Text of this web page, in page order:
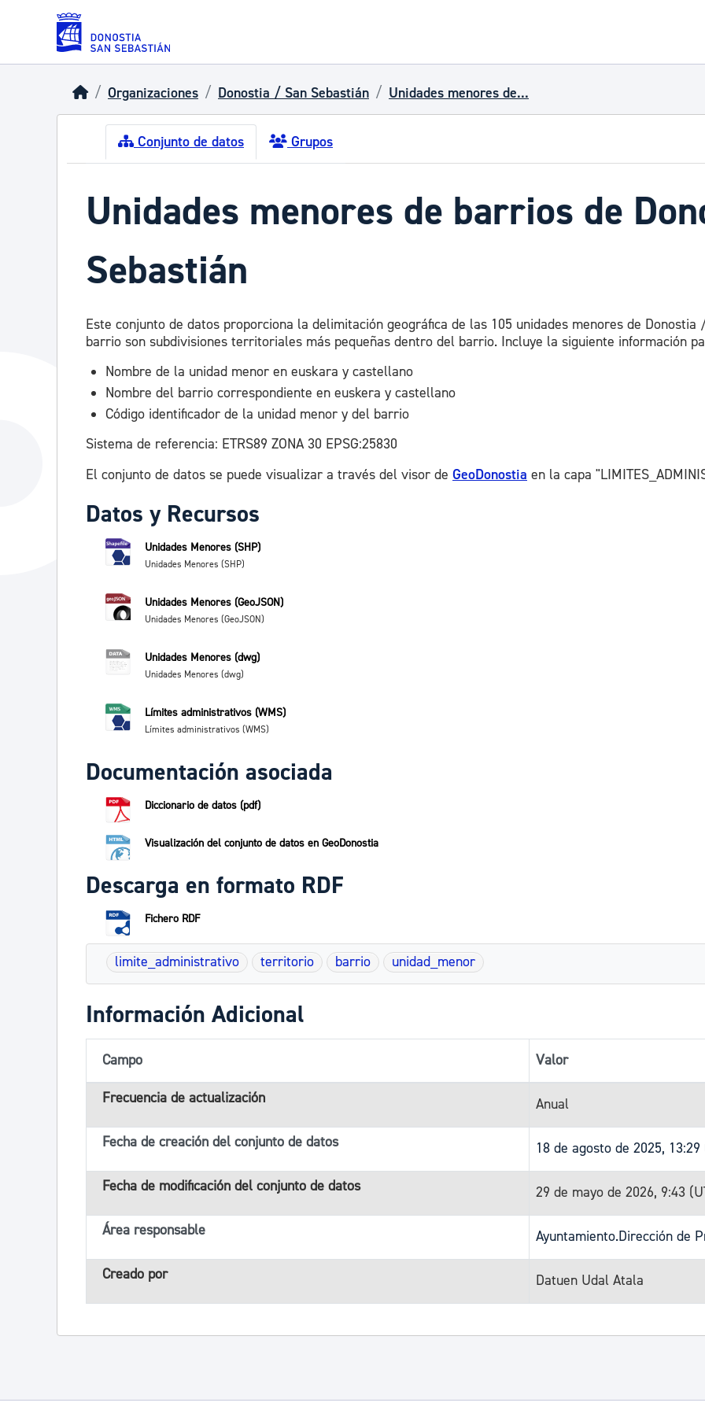
Skip to main content
Organizaciones Donostia / San Sebastián Unidades menores de...
Conjunto de datos Grupos
Unidades menores de barrios de
Sebastián
Este conjunto de datos proporciona la delimitación geográfica de las 105 unidades menores de
barrio son subdivisiones territoriales más pequeñas dentro del barrio. Incluye la siguiente información
Nombre de la unidad menor en euskara y castellano
Nombre del barrio correspondiente en euskera y castellano
Código identificador de la unidad menor y del barrio
Sistema de referencia: ETRS89 ZONA 30 EPSG:25830
El conjunto de datos se puede visualizar a través del visor de GeoDonostia en la capa
Datos y Recursos
Unidades Menores (SHP)
Unidades Menores (SHP)
Unidades Menores (GeoJSON)
Unidades Menores (GeoJSON)
Unidades Menores (dwg)
Unidades Menores (dwg)
Límites administrativos (WMS)
Límites administrativos (WMS)
Documentación asociada
Diccionario de datos (pdf)
Visualización del conjunto de datos en GeoDonostia
Descarga en formato RDF
Fichero RDF
limite_administrativo territorio barrio unidad_menor
Información Adicional
Campo Valor
Frecuencia de actualización Anual
Fecha de creación del conjunto de datos 18 de agosto de 2025, 13:29
Fecha de modificación del conjunto de datos 29 de mayo de 2026, 9:43
Área responsable Ayuntamiento.Dirección de
Creado por Datuen Udal Atala